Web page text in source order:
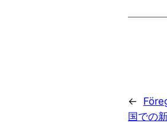
←
国での